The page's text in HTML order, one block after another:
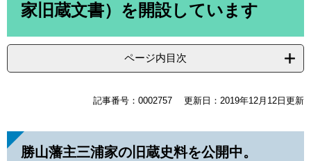
家旧蔵文書）を開設しています
ページ内目次
記事番号：0002757 更新日：2019年12月12日更新
勝山藩主三浦家の旧蔵史料を公開中。